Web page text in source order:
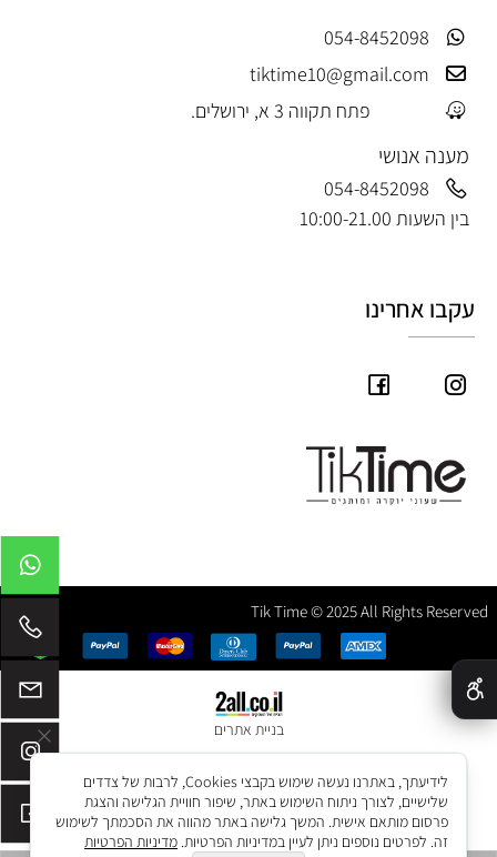
054-8452098
tiktime10@gmail.com
פתח תקווה 3 א, ירושלים.
מענה אנושי
054-8452098
בין השעות 10:00-21.00
עקבו אחרינו
Tik Time © 2025 All Rights Reserved
בניית אתרים
לידיעתך, באתרנו נעשה שימוש בקבצי Cookies, לרבות של צדדים
שלישיים, לצורך ניתוח השימוש באתר, שיפור חוויית הגלישה והצגת
פרסום מותאם אישית. המשך גלישה באתר מהווה את הסכמתך לשימוש
זה. לפרטים נוספים ניתן לעיין במדיניות הפרטיות. מדיניות הפרטיות